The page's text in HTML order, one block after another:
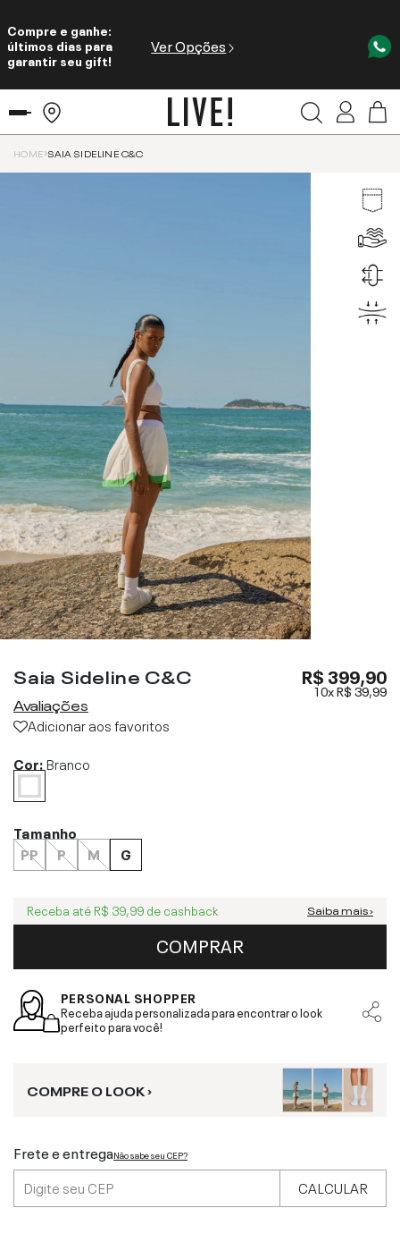
Compre e ganhe:
últimos dias para
garantir seu gift!
Ver Opções
HOME SAIA SIDELINE C&C
Saia Sideline C&C
Avaliações
Adicionar aos favoritos
R$ 399,90
10xR$ 39,99
Cor:Branco
Tamanho
PP
P M G
Receba até R$ 39,99 de cashback Saiba mais ›
COMPRAR
PERSONAL SHOPPER
Receba ajuda personalizada para encontrar o look
perfeito para você!
COMPRE O LOOK ›
Frete e entregaNão sabe seu CEP?
CALCULAR